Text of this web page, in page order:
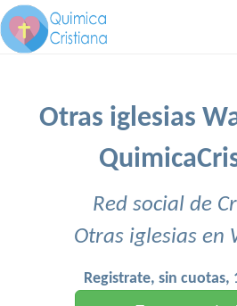
Otras iglesias
Red social de
Otras iglesias en
Registrate, sin cuotas,